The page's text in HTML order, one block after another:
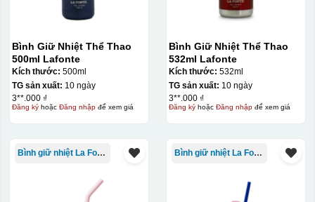
Bình Giữ Nhiệt Thể Thao
500ml Lafonte
Kích thước: 500ml
TG sản xuất: 10 ngày
3**.000 ₫
Đăng kýhoặc Đăng nhậpđể xem giá
Bình Giữ Nhiệt Thể Thao
532ml Lafonte
Kích thước: 532ml
TG sản xuất: 10 ngày
3**.000 ₫
Đăng kýhoặc Đăng nhậpđể xem giá
Bình giữ nhiệt La Fonte Bình giữ nhiệt La Fonte